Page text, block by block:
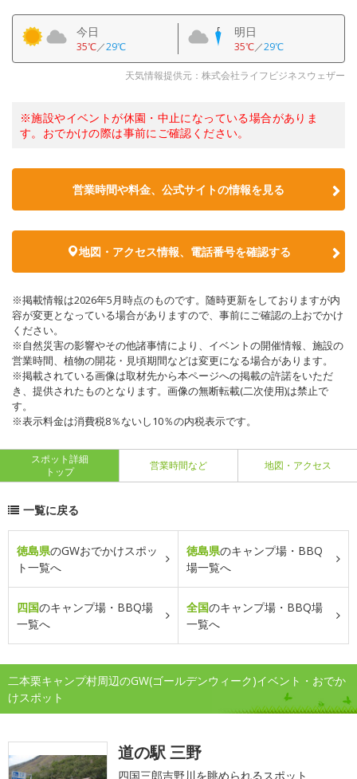
今日
35℃／29℃
明日
35℃／29℃
天気情報提供元：株式会社ライフビジネスウェザー
※施設やイベントが休園・中止になっている場合がありま
す。おでかけの際は事前にご確認ください。
営業時間や料金、公式サイトの情報を見る
地図・アクセス情報、電話番号を確認する
※掲載情報は2026年5月時点のものです。随時更新をしておりますが内
容が変更となっている場合がありますので、事前にご確認の上おでかけ
ください。
※自然災害の影響やその他諸事情により、イベントの開催情報、施設の
営業時間、植物の開花・見頃期間などは変更になる場合があります。
※掲載されている画像は取材先から本ページへの掲載の許諾をいただ
き、提供されたものとなります。画像の無断転載(二次使用)は禁止で
す。
※表示料金は消費税8％ないし10％の内税表示です。
スポット詳細
トップ
営業時間など 地図・アクセス
一覧に戻る
徳島県のGWおでかけスポッ
ト一覧へ
徳島県のキャンプ場・BBQ
場一覧へ
四国のキャンプ場・BBQ場
一覧へ
全国のキャンプ場・BBQ場
一覧へ
二本栗キャンプ村周辺のGW(ゴールデンウィーク)イベント・おでか
けスポット
道の駅 三野
四国三郎吉野川を眺められるスポット